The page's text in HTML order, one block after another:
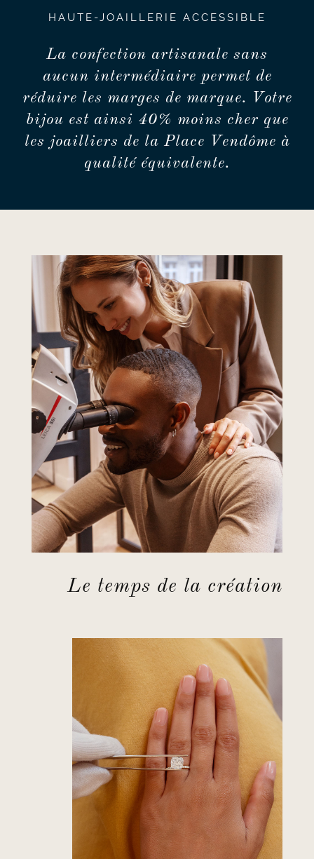
HAUTE-JOAILLERIE ACCESSIBLE
La confection artisanale sans
aucun intermédiaire permet de
réduire les marges de marque. Votre
bijou est ainsi 40% moins cher que
les joailliers de la Place Vendôme à
qualité équivalente.
Le temps de la création